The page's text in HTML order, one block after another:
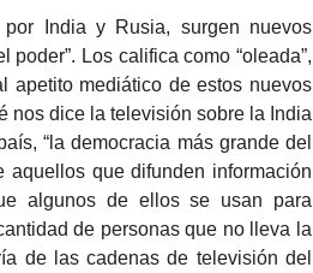
India y Rusia, surgen nuevos
Los califica como “oleada”,
apetito mediático de estos nuevos
nos dice la televisión sobre la India
“la democracia más grande del
aquellos que difunden información
algunos de ellos se usan para
de personas que no lleva la
de las cadenas de televisión del